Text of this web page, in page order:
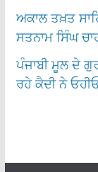
ਅਕਾਲ ਤਖ਼ਤ
ਸਤਨਾਮ ਸਿੰਘ
ਪੰਜਾਬੀ ਮੂਲ ਦੇ
ਰਹੇ ਕੈਦੀ ਨੇ